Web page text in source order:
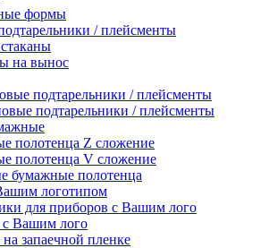
формы
/ плейсменты
на вынос
подтарельники / плейсменты
подтарельники / плейсменты
полотенца Z сложение
полотенца V сложение
бумажные полотенца
логотипом
для приборов с Вашим лого
с Вашим лого
запаечной пленке